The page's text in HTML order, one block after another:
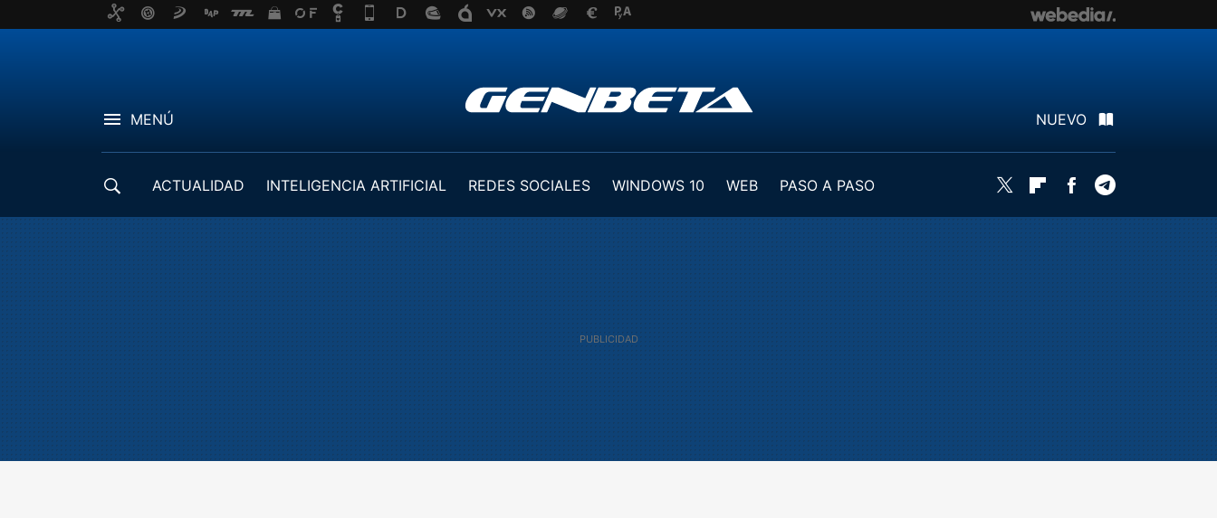
MENÚ NUEVO
ACTUALIDAD INTELIGENCIA ARTIFICIAL REDES SOCIALES WINDOWS 10 WEB
PASO A PASO
Twitter FlipboardFacebook